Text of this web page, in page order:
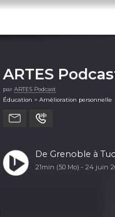
ARTES
par ARTES Podcast
Éducation > Amélioration personnelle
De Grenoble à
21min (50 Mo) - 24 juin